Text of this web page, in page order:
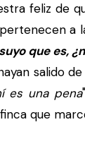
feliz de
a
que es,
salido
es una pena
que